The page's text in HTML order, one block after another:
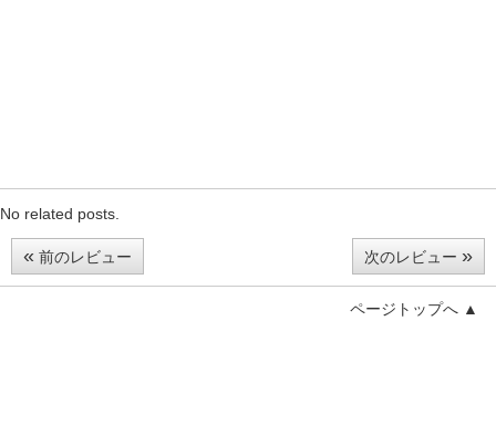
No related posts.
« 前のレビュー 次のレビュー »
ページトップへ ▲